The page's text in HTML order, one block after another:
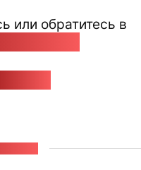
или обратитесь в